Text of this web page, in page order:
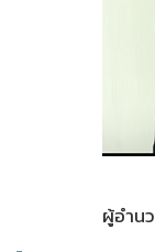
ผู้อำน